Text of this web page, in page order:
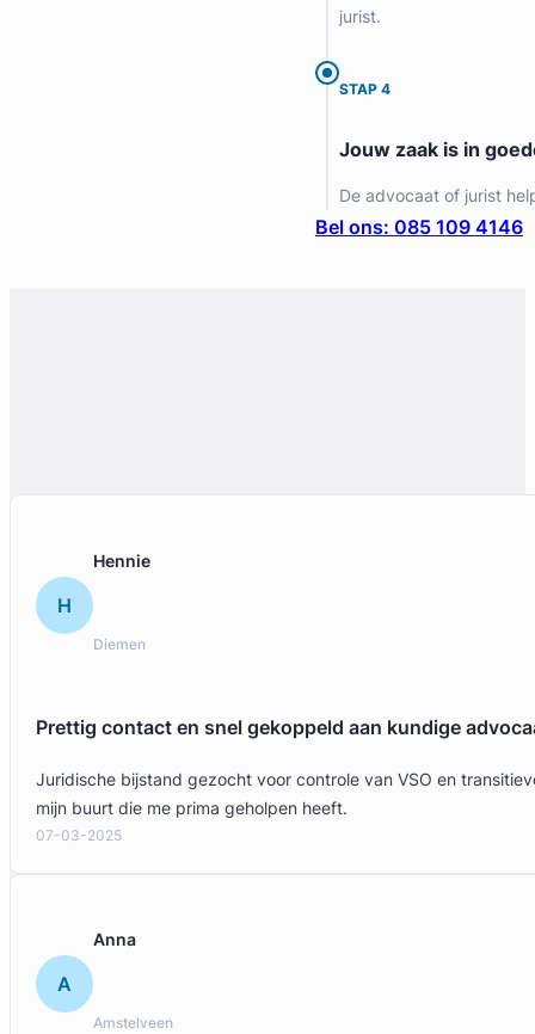
Gratis intake
jurist.
STAP 4
Jouw zaak is in
De advocaat of jurist
Bel ons: 085 109 4146
H
Hennie
Diemen
Prettig contact en snel gekoppeld aan kundige
Juridische bijstand gezocht voor controle van VSO en
mijn buurt die me prima geholpen heeft.
07-03-2025
A
Anna
Amstelveen